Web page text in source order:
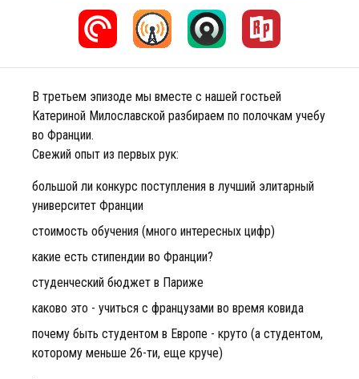
В третьем эпизоде мы вместе с нашей гостьей
Катериной Милославской разбираем по полочкам учебу
во Франции.
Свежий опыт из первых рук:
большой ли конкурс поступления в лучший элитарный
университет Франции
стоимость обучения (много интересных цифр)
какие есть стипендии во Франции?
студенческий бюджет в Париже
каково это - учиться с французами во время ковида
почему быть студентом в Европе - круто (а студентом,
которому меньше 26-ти, еще круче)